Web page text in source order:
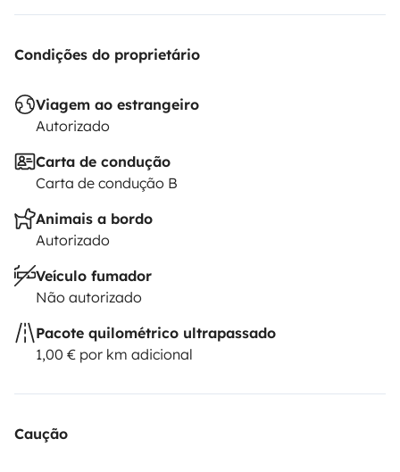
Condições do proprietário
Viagem ao estrangeiro
Autorizado
Carta de condução
Carta de condução B
Animais a bordo
Autorizado
Veículo fumador
Não autorizado
Pacote quilométrico ultrapassado
1,00 € por km adicional
Caução